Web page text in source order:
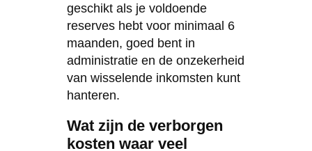
geschikt als je voldoende
reserves hebt voor minimaal 6
maanden, goed bent in
administratie en de onzekerheid
van wisselende inkomsten kunt
hanteren.
Wat zijn de verborgen
kosten waar veel